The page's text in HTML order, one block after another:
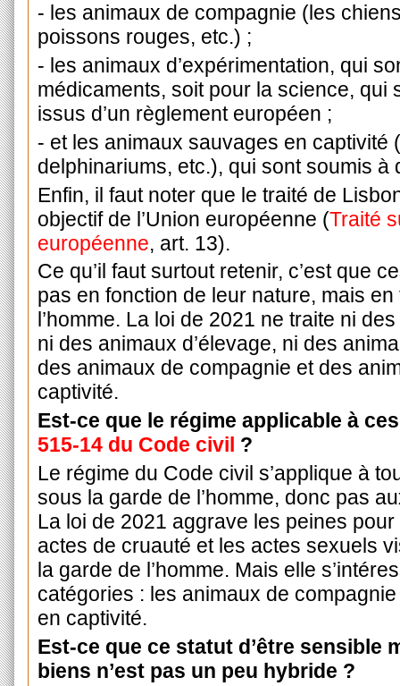
- les animaux de compagnie (les
poissons rouges, etc.) ;
- les animaux d’expérimentation, qui
médicaments, soit pour la science, qui
issus d’un règlement européen ;
- et les animaux sauvages en captivité
delphinariums, etc.), qui sont soumis à
Enfin, il faut noter que le traité de
objectif de l’Union européenne (Traité
européenne, art. 13).
Ce qu’il faut surtout retenir, c’est que
pas en fonction de leur nature, mais
l’homme. La loi de 2021 ne traite ni
ni des animaux d’élevage, ni des
des animaux de compagnie et des
captivité.
Est-ce que le régime applicable à
515-14 du Code civil ?
Le régime du Code civil s’applique à
sous la garde de l’homme, donc pas
La loi de 2021 aggrave les peines
actes de cruauté et les actes sexuels
la garde de l’homme. Mais elle
catégories : les animaux de
en captivité.
Est-ce que ce statut d’être sensible
biens n’est pas un peu hybride ?